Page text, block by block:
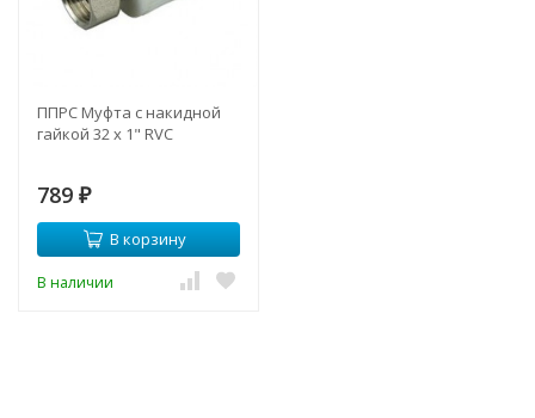
ППРС Муфта с накидной
гайкой 32 х 1" RVC
789 ₽
В корзину
В наличии